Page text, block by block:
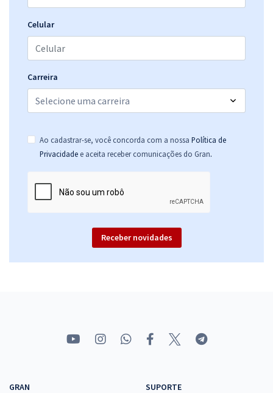
R$ 295,84à vista
Economize R$ 73,96 (-20%)
Comprar
TRT 2ª Região (SP) - Tribunal Regional do Trabalho - Analista
31,32
Comprar
Comprar
Celular
Carreira
Ao cadastrar-se, você concorda com a nossa Política de
Privacidade e aceita receber comunicações do Gran.
Receber novidades
GRAN
SUPORTE